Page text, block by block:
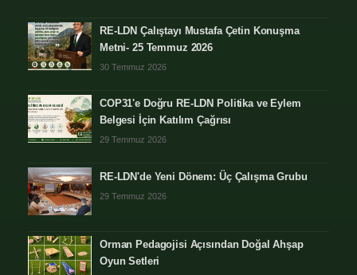
RE-LDN Çalıştayı Mustafa Çetin Konuşma
Metni- 25 Temmuz 2026
30 Temmuz 2026
COP31'e Doğru RE-LDN Politika ve Eylem
Belgesi İçin Katılım Çağrısı
29 Temmuz 2026
RE-LDN'de Yeni Dönem: Üç Çalışma Grubu
29 Temmuz 2026
Orman Pedagojisi Açısından Doğal Ahşap
Oyun Setleri